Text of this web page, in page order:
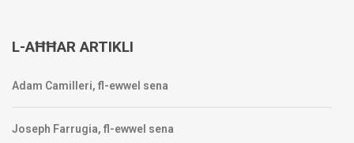
L-AĦĦAR ARTIKLI
Adam Camilleri, fl-ewwel sena
Joseph Farrugia, fl-ewwel sena